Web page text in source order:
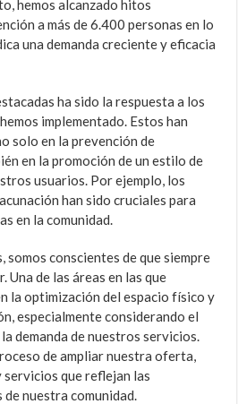
hemos alcanzado hitos
a más de 6.400 personas en lo
una demanda creciente y eficacia
ha sido la respuesta a los
implementado. Estos han
solo en la prevención de
en la promoción de un estilo de
usuarios. Por ejemplo, los
han sido cruciales para
en la comunidad.
somos conscientes de que siempre
Una de las áreas en las que
la optimización del espacio físico y
especialmente considerando el
demanda de nuestros servicios.
de ampliar nuestra oferta,
que reflejan las
nuestra comunidad.